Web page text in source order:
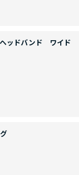
ッドバンド ワイド